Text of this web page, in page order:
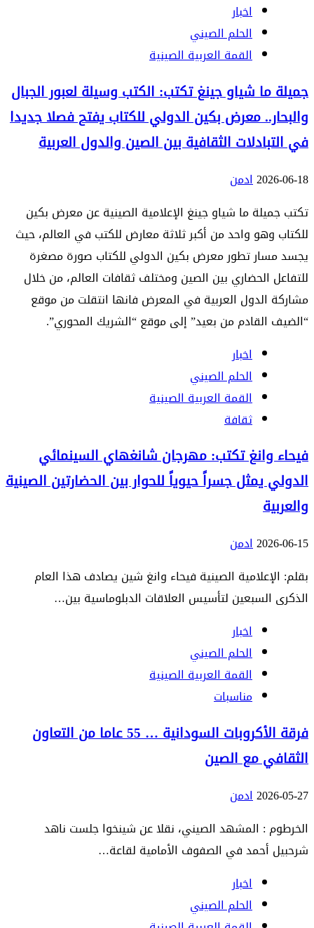
اخبار
الحلم الصيني
القمة العربية الصينية
جميلة ما شياو جينغ تكتب: الكتب وسيلة لعبور الجبال
والبحار.. معرض بكين الدولي للكتاب يفتح فصلا جديدا
في التبادلات الثقافية بين الصين والدول العربية
2026-06-18ادمن
تكتب جميلة ما شياو جينغ الإعلامية الصينية عن معرض بكين
للكتاب وهو واحد من أكبر ثلاثة معارض للكتب في العالم، حيث
يجسد مسار تطور معرض بكين الدولي للكتاب صورة مصغرة
للتفاعل الحضاري بين الصين ومختلف ثقافات العالم، من خلال
مشاركة الدول العربية في المعرض فانها انتقلت من موقع
“الضيف القادم من بعيد” إلى موقع “الشريك المحوري”.
اخبار
الحلم الصيني
القمة العربية الصينية
ثقافة
فيحاء وانغ تكتب: مهرجان شانغهاي السينمائي
الدولي يمثل جسراً حيوياً للحوار بين الحضارتين الصينية
والعربية
2026-06-15ادمن
بقلم: الإعلامية الصينية فيحاء وانغ شين يصادف هذا العام
الذكرى السبعين لتأسيس العلاقات الدبلوماسية بين…
اخبار
الحلم الصيني
القمة العربية الصينية
مناسبات
فرقة الأكروبات السودانية … 55 عاما من التعاون
الثقافي مع الصين
2026-05-27ادمن
الخرطوم : المشهد الصيني، نقلا عن شينخوا جلست ناهد
شرحبيل أحمد في الصفوف الأمامية لقاعة…
اخبار
الحلم الصيني